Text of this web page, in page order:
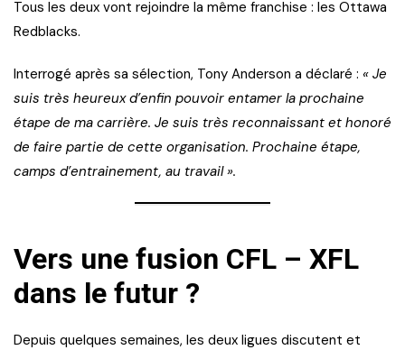
Tous les deux vont rejoindre la même franchise : les Ottawa
Redblacks.
Interrogé après sa sélection, Tony Anderson a déclaré : « Je
suis très heureux d’enfin pouvoir entamer la prochaine
étape de ma carrière. Je suis très reconnaissant et honoré
de faire partie de cette organisation. Prochaine étape,
camps d’entrainement, au travail ».
Vers une fusion CFL – XFL
dans le futur ?
Depuis quelques semaines, les deux ligues discutent et